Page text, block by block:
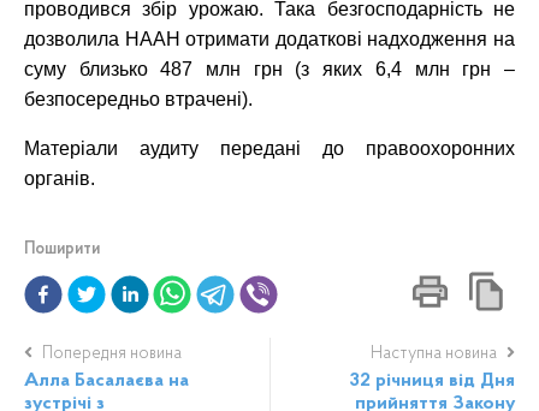
проводився збір урожаю. Така безгосподарність не
дозволила НААН отримати додаткові надходження на
суму близько 487 млн грн (з яких 6,4 млн грн –
безпосередньо втрачені).
Матеріали аудиту передані до правоохоронних
органів.
Поширити
Попередня новина
Алла Басалаєва на
зустрічі з
Наступна новина
32 річниця від Дня
прийняття Закону